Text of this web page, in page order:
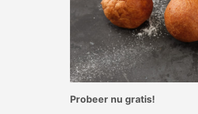
Probeer nu gratis!